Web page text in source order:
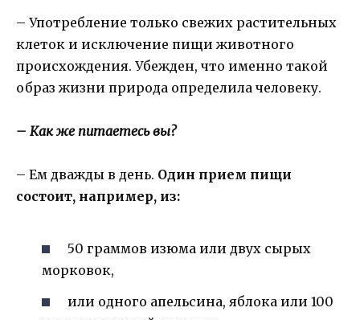
– Употребление только свежих растительных
клеток и исключение пищи животного
происхождения. Убежден, что именно такой
образ жизни природа определила человеку.
– Как же питаетесь вы?
– Ем дважды в день. Один прием пищи
состоит, например, из:
50 граммов изюма или двух сырых
морковок,
или одного апельсина, яблока или 100